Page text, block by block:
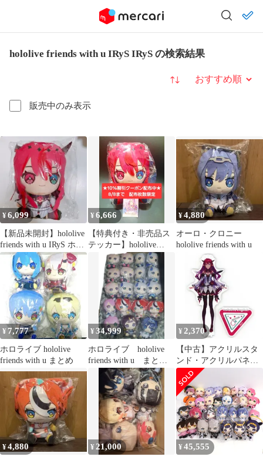
hololive friends with u IRyS IRyS の検索結果
販売中のみ表示
並び替え
¥6,099
【新品未開封】hololive
friends with u IRyS ホロ
フレ
¥6,666
【特典付き・非売品ス
テッカー】hololive
friends with u IRyS アイ
リス ホロライブ ホロフ
レ ぬいぐるみ マスコッ
ト hololive English
VSinger 公式グッズ キ
ャラクターグッズ
¥4,880
オーロ・クロニー
hololive friends with u
¥7,777
ホロライブ hololive
friends with u まとめ
¥34,999
ホロライブ hololive
friends with u まとめ
売り
¥ 2,370
【中古】アクリルスタ
ンド・アクリルパネル
IRyS Regular Outfit アク
リルスタンド 「バーチ
ャルYouTuber ホロライ
ブEnglish -Promise-」
¥4,880 ¥21,000 ¥45,555